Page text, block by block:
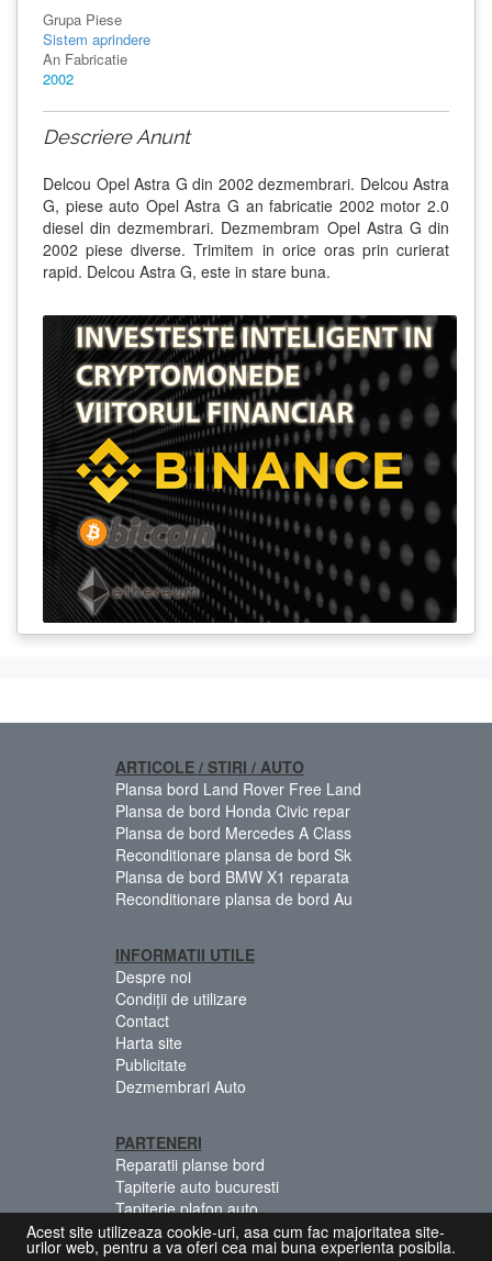
Grupa Piese
Sistem aprindere
An Fabricatie
2002
Descriere Anunt
Delcou Opel Astra G din 2002 dezmembrari. Delcou Astra
G, piese auto Opel Astra G an fabricatie 2002 motor 2.0
diesel din dezmembrari. Dezmembram Opel Astra G din
2002 piese diverse. Trimitem in orice oras prin curierat
rapid. Delcou Astra G, este in stare buna.
ARTICOLE / STIRI / AUTO
Plansa bord Land Rover Free Land
Plansa de bord Honda Civic repar
Plansa de bord Mercedes A Class
Reconditionare plansa de bord Sk
Plansa de bord BMW X1 reparata
Reconditionare plansa de bord Au
INFORMATII UTILE
Despre noi
Condiții de utilizare
Contact
Harta site
Publicitate
Dezmembrari Auto
PARTENERI
Reparatii planse bord
Tapiterie auto bucuresti
Tapiterie plafon auto
Centuri siguranta colorate
Acest site utilizeaza cookie-uri, asa cum fac majoritatea site-
urilor web, pentru a va oferi cea mai buna experienta posibila.